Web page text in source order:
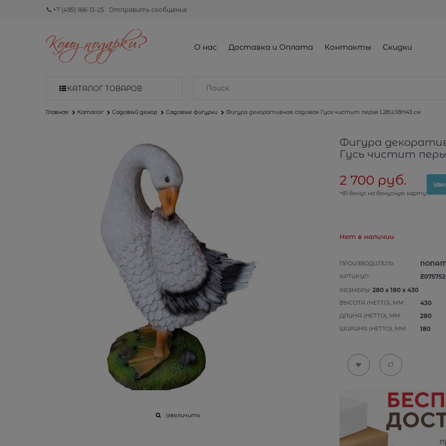
+7 (495) 166-13-25 Отправить сообщение
О нас Доставка и Оплата Контакты Скидки
КАТАЛОГ ТОВАРОВ
Главная Каталог Садовый декор Садовые фигурки Фигура декоративная садовая Гусь чистит перья L28W18H43 см
Увеличить
Фигура
Гусь чистит
2 700 руб.
+81 бонус на бонусную карту
Нет в наличии
ПРОИЗВОДИТЕЛЬ:
АРТИКУЛ: Z075752
РАЗМЕРЫ: 280 x 180 x 430
ВЫСОТА (НЕТТО), ММ: 430
ДЛИНА (НЕТТО), ММ: 280
ШИРИНА (НЕТТО), ММ: 180